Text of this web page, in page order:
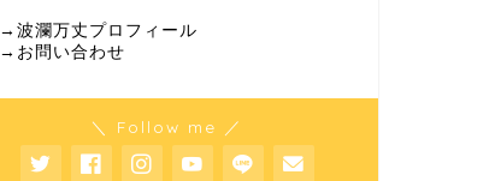
→波瀾万丈プロフィール
→お問い合わせ
＼ Follow me ／